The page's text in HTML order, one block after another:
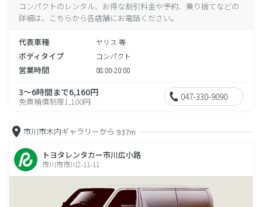
コンパクトのレンタル、お得な割引料金や予約、乗り捨てなどの
詳細は、こちらから各店舗にお電話ください。
代表車種 ヤリス 等
ボディタイプ コンパクト
営業時間 08:00-20:00
3～6時間まで6,160円
免責補償制度1,100円 047-330-9090
市川市木内ギャラリーから 937m
トヨタレンタカー市川広小路
市川市市川2-11-11